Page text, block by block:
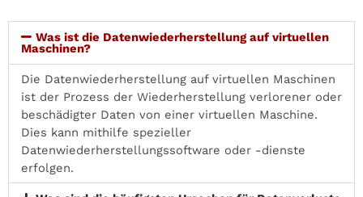
Was ist die Datenwiederherstellung auf virtuellen
Maschinen?
Die Datenwiederherstellung auf virtuellen Maschinen
ist der Prozess der Wiederherstellung verlorener oder
beschädigter Daten von einer virtuellen Maschine.
Dies kann mithilfe spezieller
Datenwiederherstellungssoftware oder -dienste
erfolgen.